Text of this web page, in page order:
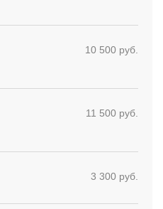
10 500 руб.
11 500 руб.
3 300 руб.